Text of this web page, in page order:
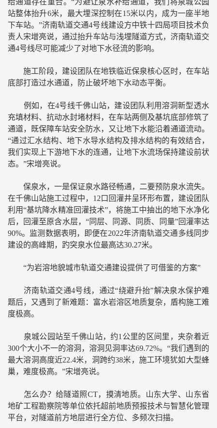
给通道存在重合。“为避让泉水补给通道，我们将泉城公园
站整体抬升6米，最大埋深控制在15米以内，成为一座半地
下车站。”济南轨道交通4号线建设方中铁十四局项目技术负
责人宋增亮说，通过抬升车站与浅埋隧道方式，济南轨道交
通4号线尽可能减少了对地下水径流的影响。
施工阶段，建设团队在地铁临近保泉核心区时，在车站
底部打造过水通道，防止破坏地下水动态平衡。
例如，在4号线千佛山站，建设团队利用溶洞新型透水
充填材料、抗动水封堵材料，在车站两侧及基坑底部修筑了
通道，既保障车站安全防水，又让地下水能沿着通道流动。
“通过汇水结构、地下水导水结构及排水结构的有效结合，
我们实现上下游地下水的连通，让地下水流场保持建设前状
态。”宋增亮说。
保泉水，一是保证泉水路径畅通，二要预防泉水流失。
在千佛山站施工过程中，12口回灌井呈环形布置，建设团队
利用“基坑降水精准回灌技术”，将施工中抽出的地下水净化
后，回灌至原含水层，“同层、同源、同质、同量”回灌率达
90%。监测数据表明，即便在2022年济南轨道交通多线同步
建设的高峰期，趵突泉水位最高达30.27米。
“为岩溶地貌城市轨道交通建设提供了可借鉴的方案”
济南轨道交通4号线，通过“绕避升抬”解决泉水保护难
题后，又遇到了新难题：富水岩溶区地质复杂，盾构施工难
度极高。
泉城公园站至千佛山站，约1公里的区间里，夹杂着近
300个大小不一的溶洞，溶洞见洞率达69.72%。“我们遇到的
最大溶洞高度近22.4米，洞跨约38米，施工环境犹如大型蜂
巢，难度极高。”宋增亮说。
怎么办？给隧道照CT，摸清地质。山东大学、山东省
地矿工程勘察院等单位依托超前地质预报技术与智慧化管理
平台，对隧道前方地层进行全方位、多频次扫描。